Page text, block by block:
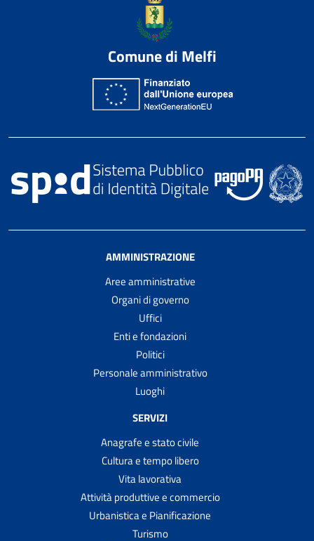
Comune di Melfi
AMMINISTRAZIONE
Aree amministrative
Organi di governo
Uffici
Enti e fondazioni
Politici
Personale amministrativo
Luoghi
SERVIZI
Anagrafe e stato civile
Cultura e tempo libero
Vita lavorativa
Attività produttive e commercio
Urbanistica e Pianificazione
Turismo